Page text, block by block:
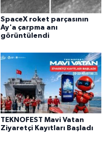
SpaceX roket parçasının
Ay'a çarpma anı
görüntülendi
TEKNOFEST Mavi Vatan
Ziyaretçi Kayıtları Başladı